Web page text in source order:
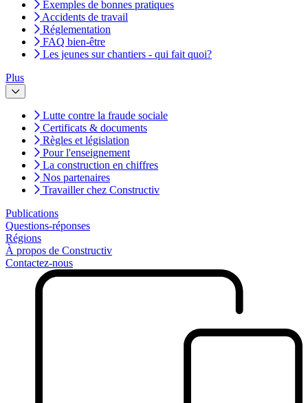
Exemples de bonnes pratiques
Accidents de travail
Réglementation
FAQ bien-être
Les jeunes sur chantiers - qui fait quoi?
Plus
Lutte contre la fraude sociale
Certificats & documents
Règles et législation
Pour l'enseignement
La construction en chiffres
Nos partenaires
Travailler chez Constructiv
Publications
Questions-réponses
Régions
À propos de Constructiv
Contactez-nous